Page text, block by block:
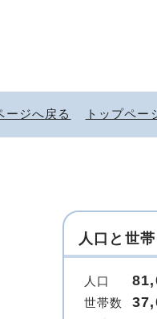
ージへ戻る トップペー
人口と世帯
人口
世帯数